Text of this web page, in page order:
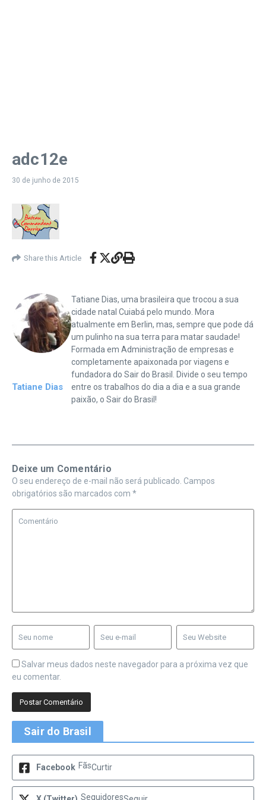
adc12e
30 de junho de 2015
Share this Article
Tatiane Dias
Tatiane Dias, uma brasileira que trocou a sua
cidade natal Cuiabá pelo mundo. Mora
atualmente em Berlin, mas, sempre que pode dá
um pulinho na sua terra para matar saudade!
Formada em Administração de empresas e
completamente apaixonada por viagens e
fundadora do Sair do Brasil. Divide o seu tempo
entre os trabalhos do dia a dia e a sua grande
paixão, o Sair do Brasil!
Deixe um Comentário
O seu endereço de e-mail não será publicado. Campos
obrigatórios são marcados com *
Salvar meus dados neste navegador para a próxima vez que
eu comentar.
Sair do Brasil
Facebook FãsCurtir
Seguidores